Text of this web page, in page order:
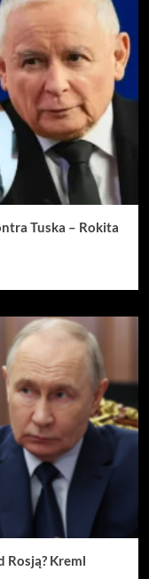
Tuska – Rokita
Rosją? Kreml